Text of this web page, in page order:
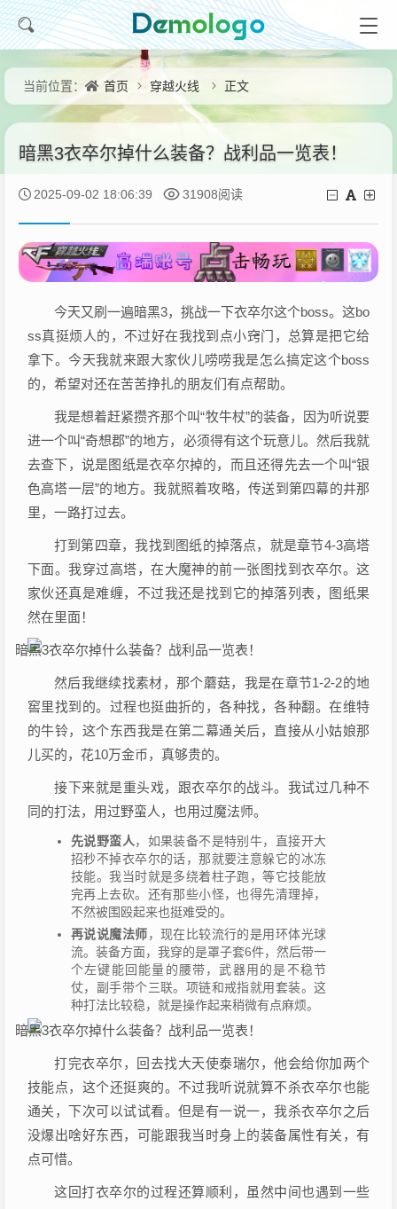
当前位置： 首页 穿越火线 正文
暗黑3衣卒尔掉什么装备？战利品一览表！
2025-09-02 18:06:39 31908阅读
今天又刷一遍暗黑3，挑战一下衣卒尔这个boss。这bo
ss真挺烦人的，不过好在我找到点小窍门，总算是把它给
拿下。今天我就来跟大家伙儿唠唠我是怎么搞定这个boss
的，希望对还在苦苦挣扎的朋友们有点帮助。
我是想着赶紧攒齐那个叫“牧牛杖”的装备，因为听说要
进一个叫“奇想郡”的地方，必须得有这个玩意儿。然后我就
去查下，说是图纸是衣卒尔掉的，而且还得先去一个叫“银
色高塔一层”的地方。我就照着攻略，传送到第四幕的井那
里，一路打过去。
打到第四章，我找到图纸的掉落点，就是章节4-3高塔
下面。我穿过高塔，在大魔神的前一张图找到衣卒尔。这
家伙还真是难缠，不过我还是找到它的掉落列表，图纸果
然在里面！
然后我继续找素材，那个蘑菇，我是在章节1-2-2的地
窖里找到的。过程也挺曲折的，各种找，各种翻。在维特
的牛铃，这个东西我是在第二幕通关后，直接从小姑娘那
儿买的，花10万金币，真够贵的。
接下来就是重头戏，跟衣卒尔的战斗。我试过几种不
同的打法，用过野蛮人，也用过魔法师。
先说野蛮人，如果装备不是特别牛，直接开大
招秒不掉衣卒尔的话，那就要注意躲它的冰冻
技能。我当时就是多绕着柱子跑，等它技能放
完再上去砍。还有那些小怪，也得先清理掉，
不然被围殴起来也挺难受的。
再说说魔法师，现在比较流行的是用环体光球
流。装备方面，我穿的是罩子套6件，然后带一
个左键能回能量的腰带，武器用的是不稳节
仗，副手带个三联。项链和戒指就用套装。这
种打法比较稳，就是操作起来稍微有点麻烦。
打完衣卒尔，回去找大天使泰瑞尔，他会给你加两个
技能点，这个还挺爽的。不过我听说就算不杀衣卒尔也能
通关，下次可以试试看。但是有一说一，我杀衣卒尔之后
没爆出啥好东西，可能跟我当时身上的装备属性有关，有
点可惜。
这回打衣卒尔的过程还算顺利，虽然中间也遇到一些